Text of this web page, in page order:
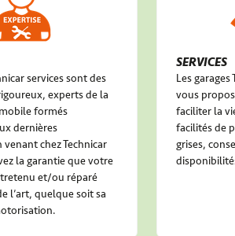
services sont des
experts de la
formés
dernières
chez Technicar
la garantie que votre
et/ou réparé
l’art, quelque soit sa
SERVICES
Les
vous
faciliter la
facilités de
grises,